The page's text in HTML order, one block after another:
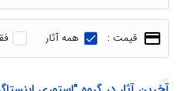
payment قیمت : همه آثار